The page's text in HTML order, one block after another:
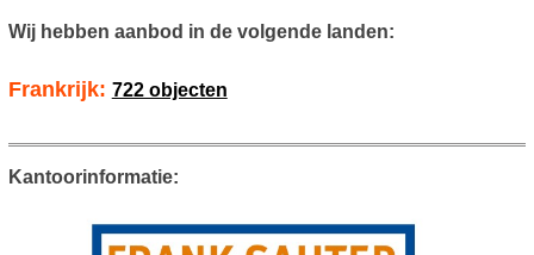
Wij hebben aanbod in de volgende landen:
Frankrijk: 722 objecten
Kantoorinformatie: